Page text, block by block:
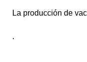
La producción de
.